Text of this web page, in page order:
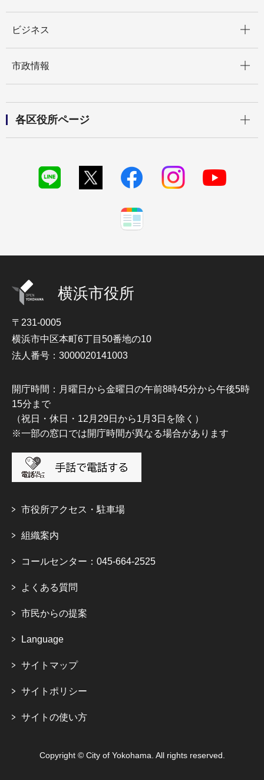
ビジネス
市政情報
各区役所ページ
横浜市役所
〒231-0005
横浜市中区本町6丁目50番地の10
法人番号：3000020141003
開庁時間：月曜日から金曜日の午前8時45分から午後5時
15分まで
（祝日・休日・12月29日から1月3日を除く）
※一部の窓口では開庁時間が異なる場合があります
市役所アクセス・駐車場
組織案内
コールセンター：045-664-2525
よくある質問
市民からの提案
Language
サイトマップ
サイトポリシー
サイトの使い方
Copyright © City of Yokohama. All rights reserved.